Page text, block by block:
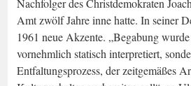
Nachfolger des Christdemokraten
Amt zwölf Jahre inne hatte. In seiner
1961 neue Akzente. „Begabung
vornehmlich statisch interpretiert,
Entfaltungsprozess, der zeitgemäßes